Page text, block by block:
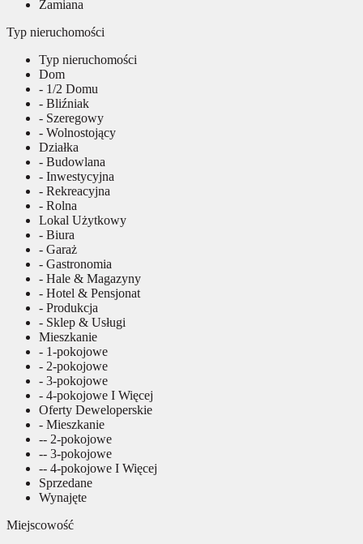
Zamiana
Typ nieruchomości
Typ nieruchomości
Dom
- 1/2 Domu
- Bliźniak
- Szeregowy
- Wolnostojący
Działka
- Budowlana
- Inwestycyjna
- Rekreacyjna
- Rolna
Lokal Użytkowy
- Biura
- Garaż
- Gastronomia
- Hale & Magazyny
- Hotel & Pensjonat
- Produkcja
- Sklep & Usługi
Mieszkanie
- 1-pokojowe
- 2-pokojowe
- 3-pokojowe
- 4-pokojowe I Więcej
Oferty Deweloperskie
- Mieszkanie
-- 2-pokojowe
-- 3-pokojowe
-- 4-pokojowe I Więcej
Sprzedane
Wynajęte
Miejscowość